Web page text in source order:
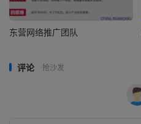
东营网络推广团队
评论 抢沙发